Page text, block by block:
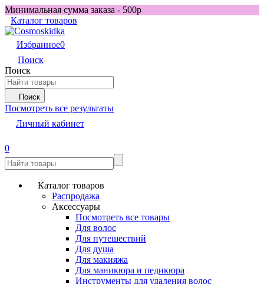
Минимальная сумма заказа - 500р
Каталог товаров
Избранное0
Поиск
Поиск
Поиск
Посмотреть все результаты
Личный кабинет
0
Каталог товаров
Распродажа
Аксессуары
Посмотреть все товары
Для волос
Для путешествий
Для душа
Для макияжа
Для маникюра и педикюра
Инструменты для удаления волос